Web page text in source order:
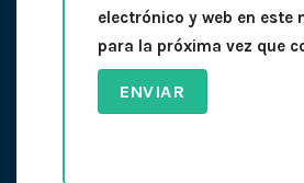
electrónico y web en este
para la próxima vez que